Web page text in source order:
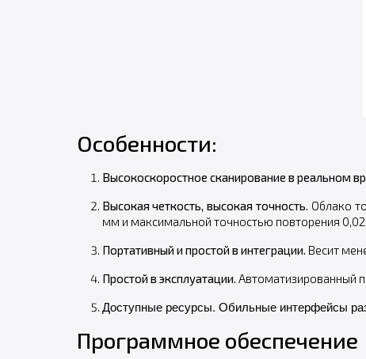
Особенности:
Высокоскоростное сканирование в реальном
Высокая четкость, высокая точность. Облако
мм и максимальной точностью повторения
Портативный и простой в интеграции. Весит
Простой в эксплуатации. Автоматизированный
Доступные ресурсы. Обильные интерфейсы
Программное обеспечение